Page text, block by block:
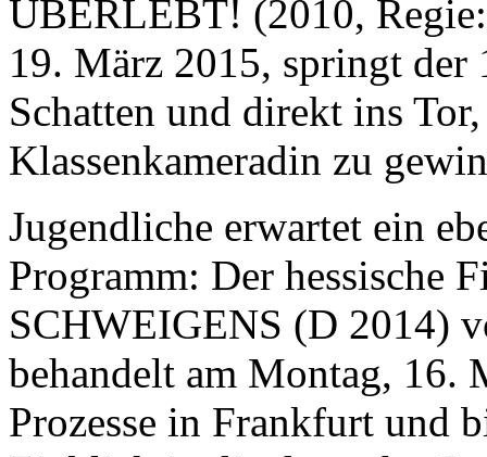
ÜBERLEBT! (2010,
19. März 2015, springt der
Schatten und direkt ins
Klassenkameradin zu
Jugendliche erwartet ein
Programm: Der
SCHWEIGENS (D 2014)
behandelt am Montag,
Prozesse in Frankfurt und